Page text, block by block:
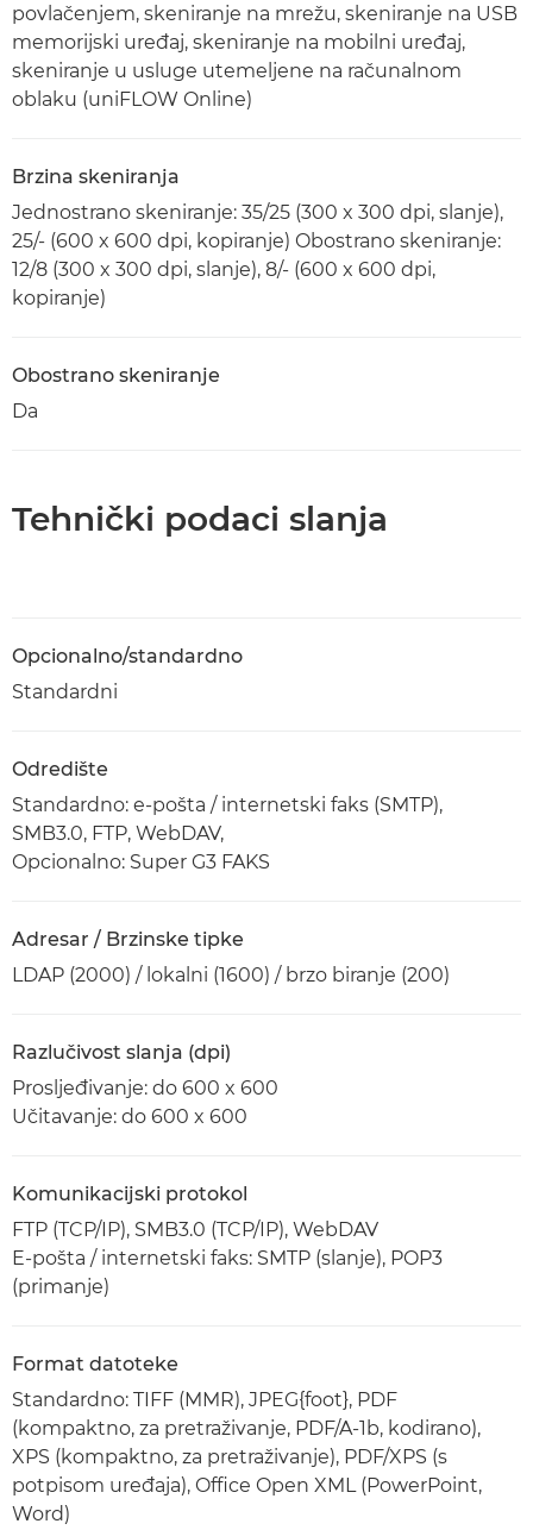
povlačenjem, skeniranje na mrežu, skeniranje na USB
memorijski uređaj, skeniranje na mobilni uređaj,
skeniranje u usluge utemeljene na računalnom
oblaku (uniFLOW Online)
Brzina skeniranja
Jednostrano skeniranje: 35/25 (300 x 300 dpi, slanje),
25/- (600 x 600 dpi, kopiranje) Obostrano skeniranje:
12/8 (300 x 300 dpi, slanje), 8/- (600 x 600 dpi,
kopiranje)
Obostrano skeniranje
Da
Tehnički podaci slanja
Opcionalno/standardno
Standardni
Odredište
Standardno: e-pošta / internetski faks (SMTP),
SMB3.0, FTP, WebDAV,
Opcionalno: Super G3 FAKS
Adresar / Brzinske tipke
LDAP (2000) / lokalni (1600) / brzo biranje (200)
Razlučivost slanja (dpi)
Prosljeđivanje: do 600 x 600
Učitavanje: do 600 x 600
Komunikacijski protokol
FTP (TCP/IP), SMB3.0 (TCP/IP), WebDAV
E-pošta / internetski faks: SMTP (slanje), POP3
(primanje)
Format datoteke
Standardno: TIFF (MMR), JPEG{foot}, PDF
(kompaktno, za pretraživanje, PDF/A-1b, kodirano),
XPS (kompaktno, za pretraživanje), PDF/XPS (s
potpisom uređaja), Office Open XML (PowerPoint,
Word)